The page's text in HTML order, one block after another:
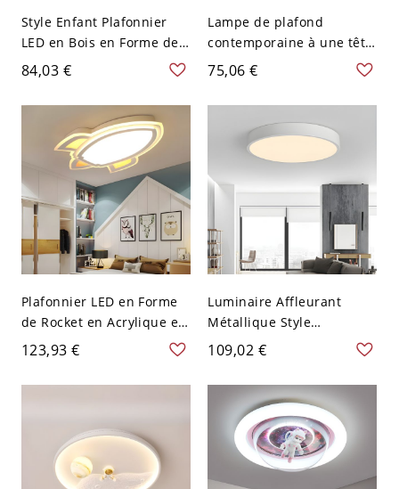
Style Enfant Plafonnier
LED en Bois en Forme de
Gouvernail Luminaire
Affleurant pour Chambre
- Bleu 110 V-120 V 45,72
84,03 €
Lampe de plafond
contemporaine à une tête
en métal jaune pour
chambre à coucher
75,06 €
Plafonnier LED en Forme
de Rocket en Acrylique en
Blanc Style Cartoon
Lampe Encastrée pour
Chambre - 110 V-120 V
123,93 €
Luminaire Affleurant
Métallique Style
Minimalisme Plafonnier
LED Circulaire Intérieur -
Blanc 110 V-120 V 22,86
109,02 €